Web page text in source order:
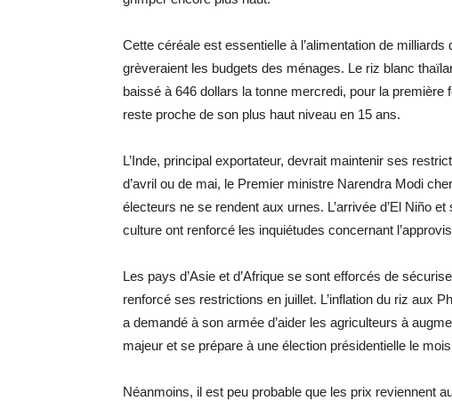
Cette céréale est essentielle à l’alimentation de
grèveraient les budgets des ménages. Le riz blanc
baissé à 646 dollars la tonne mercredi, pour la
reste proche de son plus haut niveau en 15 ans.
L’Inde, principal exportateur, devrait maintenir ses
d’avril ou de mai, le Premier ministre Narendra Modi
électeurs ne se rendent aux urnes. L’arrivée d’El Niño
culture ont renforcé les inquiétudes concernant
Les pays d’Asie et d’Afrique se sont efforcés de
renforcé ses restrictions en juillet. L’inflation du riz aux
a demandé à son armée d’aider les agriculteurs à
majeur et se prépare à une élection présidentielle le
Néanmoins, il est peu probable que les prix reviennent